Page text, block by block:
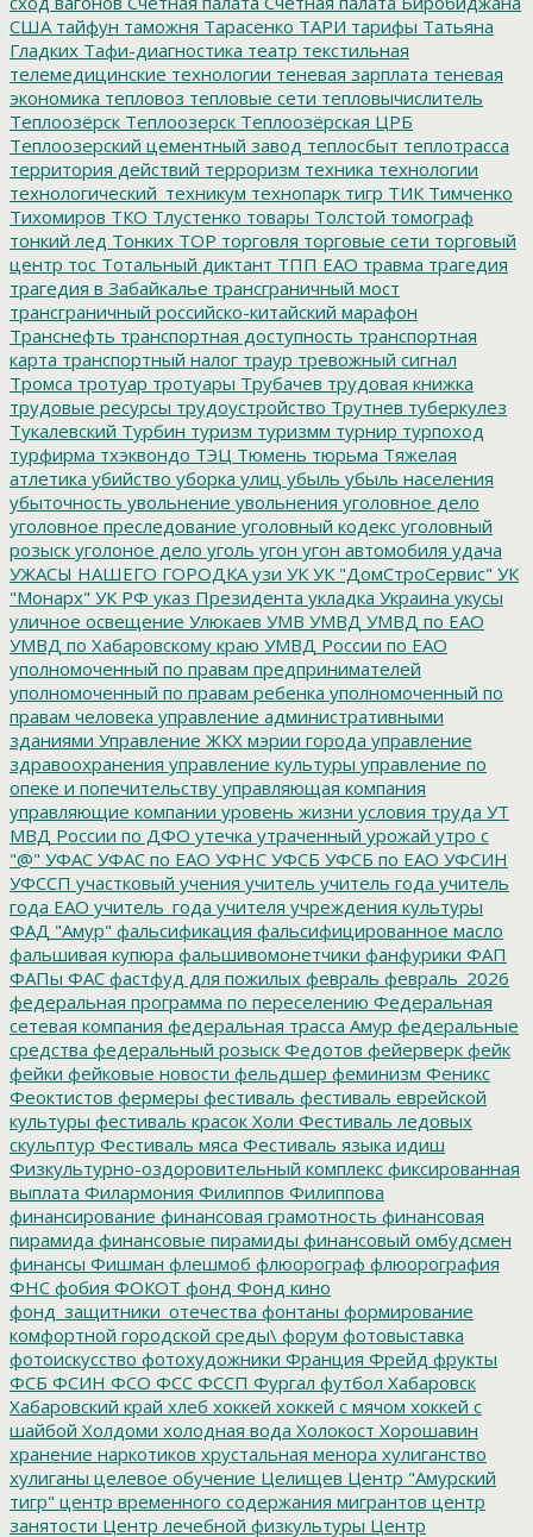
США тайфун таможня Тарасенко ТАРИ тарифы Татьяна
Гладких Тафи-диагностика театр текстильная
телемедицинские технологии теневая зарплата теневая
экономика тепловоз тепловые сети тепловычислитель
Теплоозёрск Теплоозерск Теплоозёрская ЦРБ
Теплоозерский цементный завод теплосбыт теплотрасса
территория действий терроризм техника технологии
технологический_техникум технопарк тигр ТИК Тимченко
Тихомиров ТКО Тлустенко товары Толстой томограф
тонкий лед Тонких ТОР торговля торговые сети торговый
центр тос Тотальный диктант ТПП ЕАО травма трагедия
трагедия в Забайкалье трансграничный мост
трансграничный российско-китайский марафон
Транснефть транспортная доступность транспортная
карта транспортный налог траур тревожный сигнал
Тромса тротуар тротуары Трубачев трудовая книжка
трудовые ресурсы трудоустройство Трутнев туберкулез
Тукалевский Турбин туризм туризмм турнир турпоход
турфирма тхэквондо ТЭЦ Тюмень тюрьма Тяжелая
атлетика убийство уборка улиц убыль убыль населения
убыточность увольнение увольнения уголовное дело
уголовное преследование уголовный кодекс уголовный
розыск уголоное дело уголь угон угон автомобиля удача
УЖАСЫ НАШЕГО ГОРОДКА узи УК УК "ДомСтроСервис" УК
"Монарх" УК РФ указ Президента укладка Украина укусы
уличное освещение Улюкаев УМВ УМВД УМВД по ЕАО
УМВД по Хабаровскому краю УМВД России по ЕАО
уполномоченный по правам предпринимателей
уполномоченный по правам ребенка уполномоченный по
правам человека управление административными
зданиями Управление ЖКХ мэрии города управление
здравоохранения управление культуры управление по
опеке и попечительству управляющая компания
управляющие компании уровень жизни условия труда УТ
МВД России по ДФО утечка утраченный урожай утро с
"@" УФАС УФАС по ЕАО УФНС УФСБ УФСБ по ЕАО УФСИН
УФССП участковый учения учитель учитель года учитель
года ЕАО учитель_года учителя учреждения культуры
ФАД "Амур" фальсификация фальсифицированное масло
фальшивая купюра фальшивомонетчики фанфурики ФАП
ФАПы ФАС фастфуд для пожилых февраль февраль_2026
федеральная программа по переселению Федеральная
сетевая компания федеральная трасса Амур федеральные
средства федеральный розыск Федотов фейерверк фейк
фейки фейковые новости фельдшер феминизм Феникс
Феоктистов фермеры фестиваль фестиваль еврейской
культуры фестиваль красок Холи Фестиваль ледовых
скульптур Фестиваль мяса Фестиваль языка идиш
Физкультурно-оздоровительный комплекс фиксированная
выплата Филармония Филиппов Филиппова
финансирование финансовая грамотность финансовая
пирамида финансовые пирамиды финансовый омбудсмен
финансы Фишман флешмоб флюорограф флюорография
ФНС фобия ФОКОТ фонд Фонд кино
фонд_защитники_отечества фонтаны формирование
комфортной городской среды\ форум фотовыставка
фотоискусство фотохудожники Франция Фрейд фрукты
ФСБ ФСИН ФСО ФСС ФССП Фургал футбол Хабаровск
Хабаровский край хлеб хоккей хоккей с мячом хоккей с
шайбой Холдоми холодная вода Холокост Хорошавин
хранение наркотиков хрустальная менора хулиганство
хулиганы целевое обучение Целищев Центр "Амурский
тигр" центр временного содержания мигрантов центр
занятости Центр лечебной физкультуры Центр